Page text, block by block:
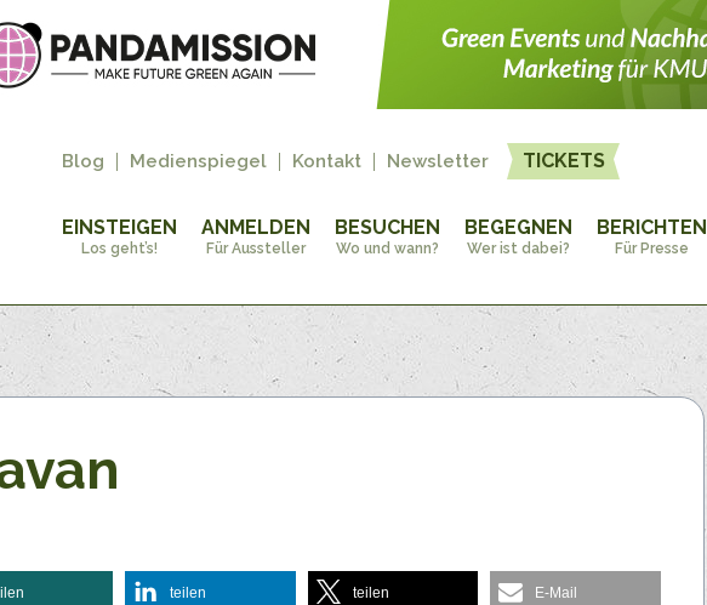
Blog Medienspiegel Kontakt Newsletter TICKETS
EINSTEIGEN
Los geht’s!
ANMELDEN
Für Aussteller
BESUCHEN
Wo und wann?
BEGEGNEN
Wer ist dabei?
BERICHTEN
Für Presse
teilen teilen E-Mail